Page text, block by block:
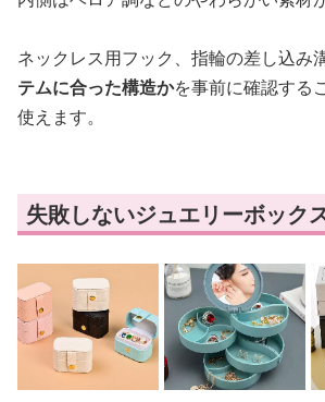
ネックレス用フック、指輪の差し込み
テムに合った構造かを事前に確認する
使えます。
失敗しないジュエリーボック